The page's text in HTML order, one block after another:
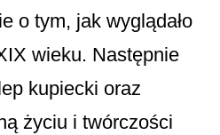
o tym, jak wyglądało
wieku. Następnie
kupiecki oraz
życiu i twórczości